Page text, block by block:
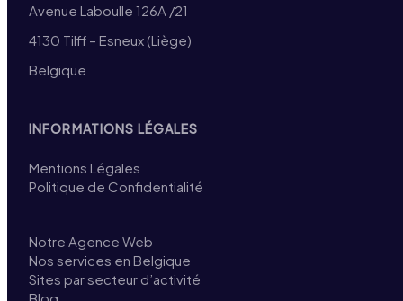
Avenue Laboulle 126A /21
4130 Tilff – Esneux (Liège)
Belgique
INFORMATIONS LÉGALES
Mentions Légales
Politique de Confidentialité
Notre Agence Web
Nos services en Belgique
Sites par secteur d’activité